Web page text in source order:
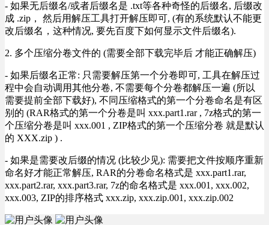
- 如果无后缀名/或者后缀名是 .txt等各种奇怪的后缀名, 后缀改
成 .zip， 然后用解压工具打开解压即可, (有的系统默认不能更
改后缀名，这种情况, 要先百度下如何显示文件后缀名).
2. 多个压缩分卷文件的 (需要全部下载完毕后 才能正确解压)
- 如果后缀名正常: 只需要解压第一个分卷即可, 工具在解压过
程中会自动调用其他分卷, 不需要每个分卷都解压一遍 (所以
需要提前全部下载好), 不同压缩格式的第一个分卷命名是有区
别的 (RAR格式的第一个分卷是叫 xxx.part1.rar , 7z格式的第一
个压缩分卷是叫 xxx.001 , ZIP格式的第一个压缩分卷 就是默认
的 XXX.zip ) .
- 如果是需要改后缀的情况 (比较少见): 需要把文件按顺序重新
命名好才能正常解压, RAR的分卷命名格式是 xxx.part1.rar,
xxx.part2.rar, xxx.part3.rar, 7z的命名格式是 xxx.001, xxx.002,
xxx.003, ZIP的排序格式 xxx.zip, xxx.zip.001, xxx.zip.002